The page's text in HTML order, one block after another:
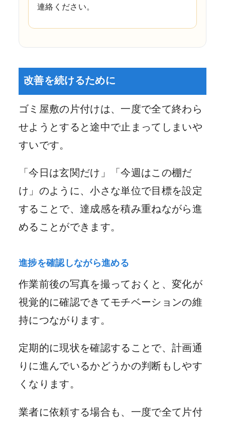
連絡ください。
改善を続けるために
ゴミ屋敷の片付けは、一度で全て終わら
せようとすると途中で止まってしまいや
すいです。
「今日は玄関だけ」「今週はこの棚だ
け」のように、小さな単位で目標を設定
することで、達成感を積み重ねながら進
めることができます。
進捗を確認しながら進める
作業前後の写真を撮っておくと、変化が
視覚的に確認できてモチベーションの維
持につながります。
定期的に現状を確認することで、計画通
りに進んでいるかどうかの判断もしやす
くなります。
業者に依頼する場合も、一度で全て片付